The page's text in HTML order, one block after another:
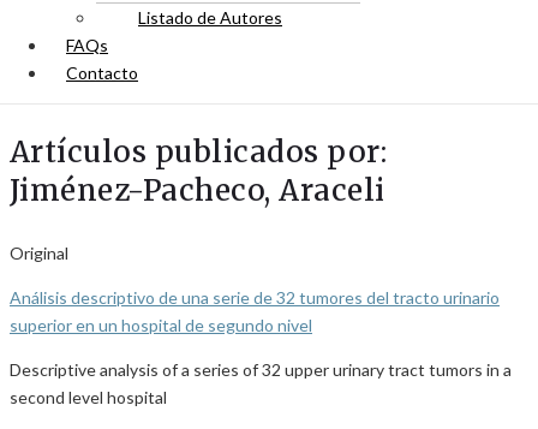
Listado de Autores
FAQs
Contacto
Artículos publicados por:
Jiménez-Pacheco, Araceli
Original
Análisis descriptivo de una serie de 32 tumores del tracto urinario
superior en un hospital de segundo nivel
Descriptive analysis of a series of 32 upper urinary tract tumors in a
second level hospital